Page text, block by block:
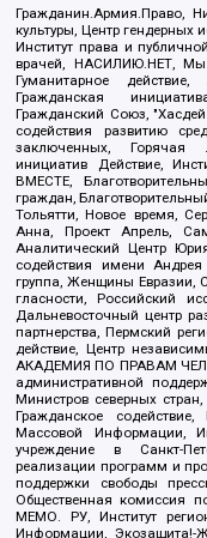
Гражданин.Армия.Право,
культуры, Центр
Институт права и
врачей, НАСИЛИЮ.НЕТ, Мы
Гуманитарное
Гражданская
Гражданский Союз,
содействия развитию
заключенных, Горячая
инициатив Действие,
ВМЕСТЕ,
граждан,
Тольятти, Новое время,
Анна, Проект Апрель,
Аналитический Центр
содействия имени
группа, Женщины Евразии,
гласности, Российский
Дальневосточный центр
партнерства, Пермский
действие, Центр
АКАДЕМИЯ ПО ПРАВАМ
административной
Министров северных
Гражданское
Массовой Информации,
учреждение в Санкт-
реализации программ и
поддержки свободы
Общественная комиссия
МЕМО. РУ, Институт
Информации, Экозащита!-